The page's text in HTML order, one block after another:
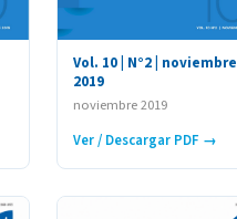
Vol. 10 | N°2 | noviembre
2019
noviembre 2019
Ver / Descargar PDF →